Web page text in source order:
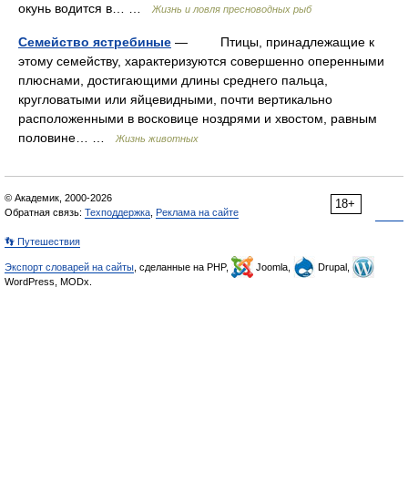
окунь водится в… …
Жизнь и ловля пресноводных рыб
Семейство ястребиные — Птицы, принадлежащие к
этому семейству, характеризуются совершенно оперенными
плюснами, достигающими длины среднего пальца,
кругловатыми или яйцевидными, почти вертикально
расположенными в восковице ноздрями и хвостом, равным
половине… …
Жизнь животных
18+
© Академик, 2000-2026
Обратная связь: Техподдержка Реклама на сайте
👣 Путешествия
Экспорт словарей на сайты , сделанные на PHP, Joomla,
Drupal,
WordPress, MODx.